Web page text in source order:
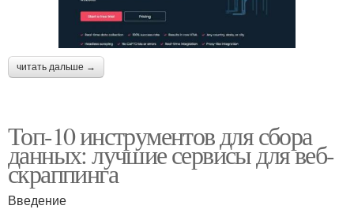
читать дальше →
Топ-10 инструментов для сбора
данных: лучшие сервисы для веб-
скраппинга
Введение